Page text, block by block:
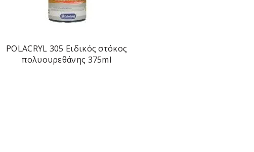
POLACRYL 305 Ειδικός στόκος
πολυουρεθάνης 375ml